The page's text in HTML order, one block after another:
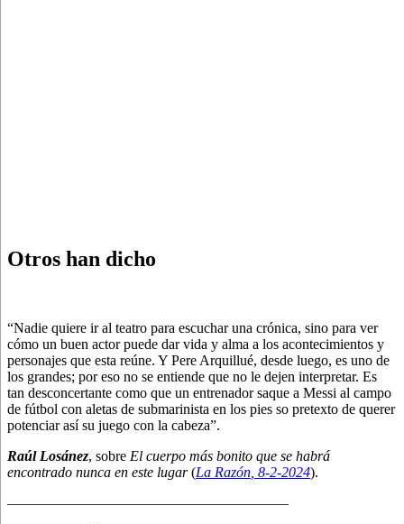
Otros han dicho
“Nadie quiere ir al teatro para escuchar una crónica, sino para ver
cómo un buen actor puede dar vida y alma a los acontecimientos y
personajes que esta reúne. Y Pere Arquillué, desde luego, es uno de
los grandes; por eso no se entiende que no le dejen interpretar. Es
tan desconcertante como que un entrenador saque a Messi al campo
de fútbol con aletas de submarinista en los pies so pretexto de querer
potenciar así su juego con la cabeza”.
Raúl Losánez, sobre El cuerpo más bonito que se habrá
encontrado nunca en este lugar(La Razón , 8-2-2024).
———————————————————–